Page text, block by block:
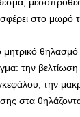
στο μωρό
την
την
στα θηλάζοντα